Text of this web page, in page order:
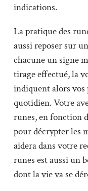
indications.
La pratique des
aussi reposer sur
chacune un signe
tirage effectué, la
indiquent alors vos
quotidien. Votre
runes, en fonction
pour décrypter les
aidera dans votre
runes est aussi un
dont la vie va se